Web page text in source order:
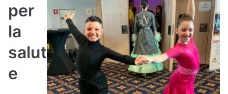
per
la
salut
e